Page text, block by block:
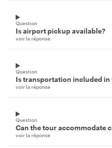
Question
Is airport pickup available?
voir la réponse
Question
Is transportation included in
voir la réponse
Question
Can the tour accommodate
voir la réponse